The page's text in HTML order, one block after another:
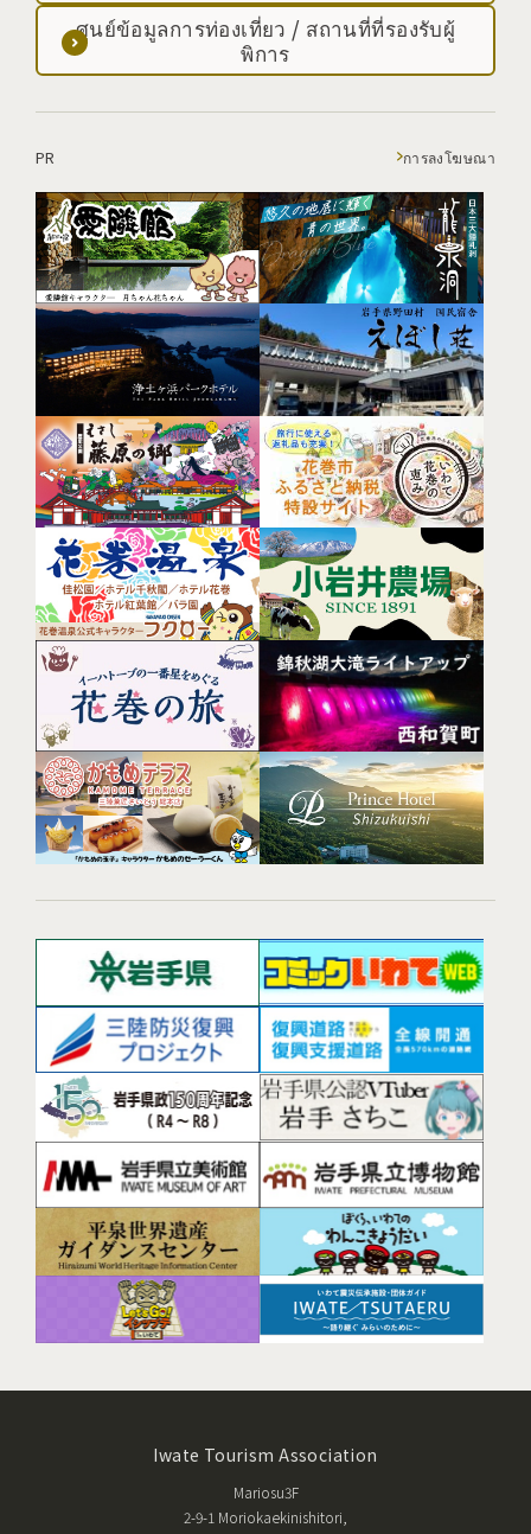
ศูนย์ข้อมูลการท่องเที่ยว / สถานที่ที่รองรับผู้
พิการ
PR การลงโฆษณา
Iwate Tourism Association
Mariosu3F
2-9-1 Moriokaekinishitori,